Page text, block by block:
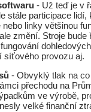
- Už teď je v
stále participace
linky většinou
změní. Stroje
síťového provozu aj.
- Obvyklý tlak na
přechodu na
ve výrobě,
velké finanční